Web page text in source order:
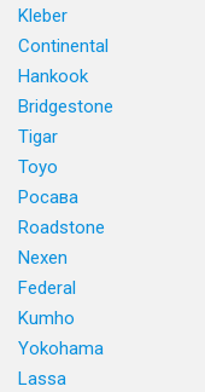
Kleber
Continental
Hankook
Bridgestone
Tigar
Toyo
Росава
Roadstone
Nexen
Federal
Kumho
Yokohama
Lassa